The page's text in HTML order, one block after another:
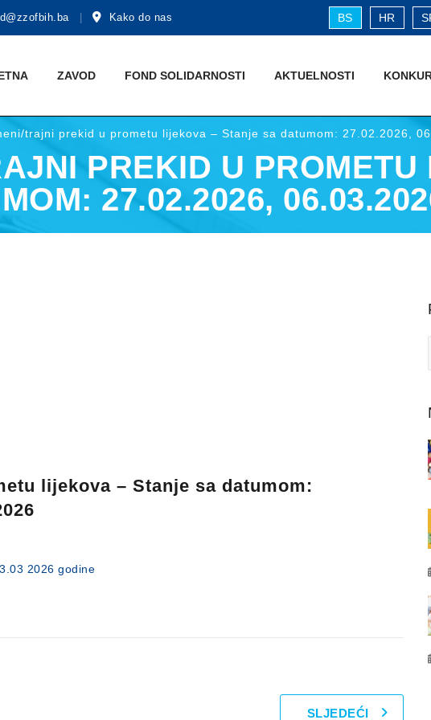
Kako do nas BS HR
ZAVOD FOND SOLIDARNOSTI AKTUЕLNOSTI
trajni prekid u prometu lijekova – Stanje sa datumom: 27.02.2026,
PREKID U PROMETU
27.02.2026,
lijekova – Stanje sa datumom:
2026 godine
SLJEDEĆI